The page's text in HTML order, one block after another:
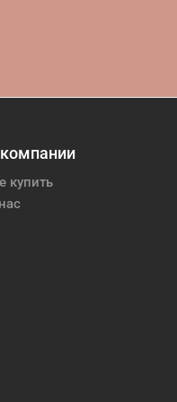
купить